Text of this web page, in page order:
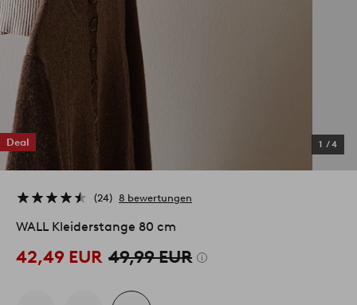
Deal 1 /4
24 8 bewertungen
WALL Kleiderstange 80 cm
42,49 EUR 49,99 EUR